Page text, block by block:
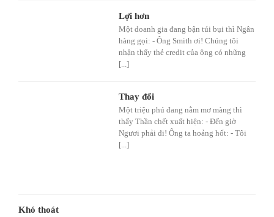
Lợi hơn
Một doanh gia đang bận túi bụi thì Ngân
hàng gọi: - Ông Smith ơi! Chúng tôi
nhận thấy thẻ credit của ông có những
[...]
Thay đổi
Một triệu phú đang nằm mơ màng thì
thấy Thần chết xuất hiện: - Đến giờ
Ngươi phải đi! Ông ta hoảng hốt: - Tôi
[...]
Khó thoát